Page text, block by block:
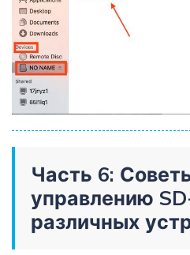
Часть 6:
управлению
различных